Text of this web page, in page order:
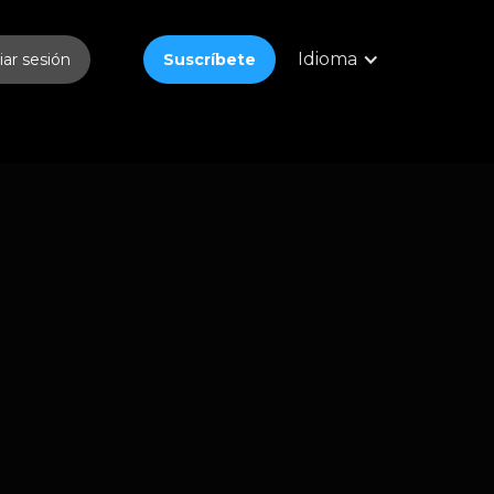
sesión Suscríbete Idioma